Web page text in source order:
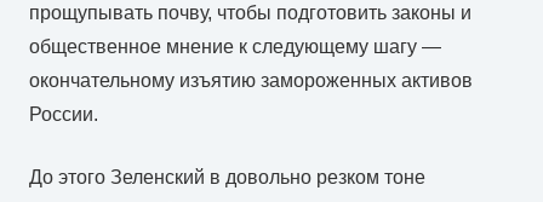
прощупывать почву, чтобы подготовить законы и
общественное мнение к следующему шагу —
окончательному изъятию замороженных активов
России.
До этого Зеленский в довольно резком тоне